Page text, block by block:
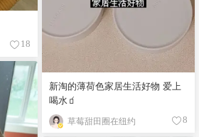
18
新淘的薄荷色家居生活好物 爱上
喝水🧃
草莓甜田圈在纽约 8